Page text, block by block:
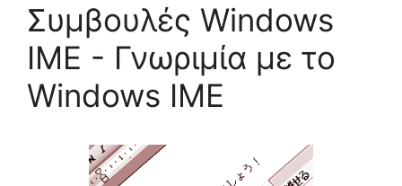
Συμβουλές Windows
IME - Γνωριμία με το
Windows IME